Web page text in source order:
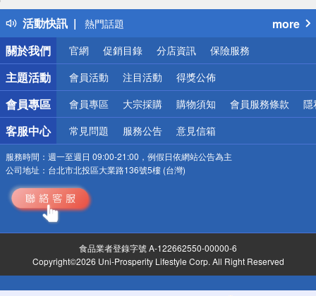
活動快訊
得獎公告
熱門話題
銀行優惠
偏遠地區配送
詐騙網頁！請小心！
more
關於我們
官網 促銷目錄 分店資訊 保險服務
主題活動 會員活動 注目活動 得獎公佈
會員專區 會員專區 大宗採購 購物須知 會員服務條款 隱
客服中心 常見問題 服務公告 意見信箱
服務時間： 週一至週日 09:00-21:00，例假日依網站公告為主
公司地址： 台北市北投區大業路136號5樓 (台灣)
食品業者登錄字號 A-122662550-00000-6
Copyright©2026 Uni-Prosperity Lifestyle Corp. All Right Reserved